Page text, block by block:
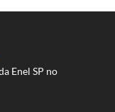
Enel SP no